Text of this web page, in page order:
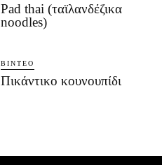
Pad thai (ταϊλανδέζικα
noodles)
ΒΊΝΤΕΟ
Πικάντικο κουνουπίδι